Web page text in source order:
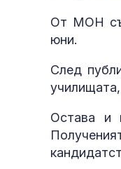
От МОН
юни.
След
Остава и